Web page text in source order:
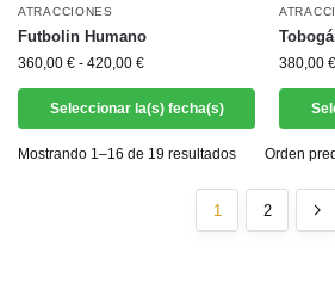
ATRACCIONES
Futbolin Humano
360,00 € - 420,00 €
Seleccionar la(s) fecha(s)
380,00 €
Mostrando 1–16 de 19 resultados
1 2